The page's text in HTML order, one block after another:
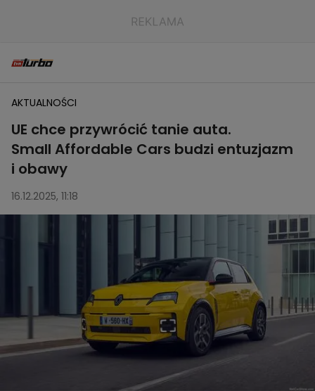
AKTUALNOŚCI
UE chce przywrócić tanie auta.
Small Affordable Cars budzi entuzjazm
i obawy
16.12.2025, 11:18